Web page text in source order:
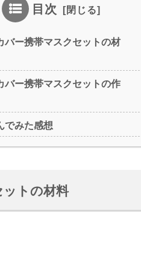
目次
バー携帯マスクセットの材
バー携帯マスクセットの作
でみた感想
トの材料